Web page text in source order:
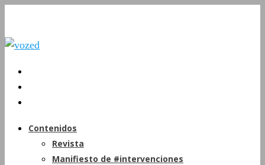
Contenidos
Revista
Manifiesto de #intervenciones